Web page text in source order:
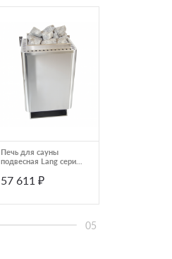
Печь для сауны
подвесная Lang серия
57 611 ₽
05